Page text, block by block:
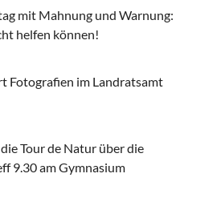
mit Mahnung und Warnung:
helfen können!
Fotografien im Landratsamt
Tour de Natur über die
9.30 am Gymnasium